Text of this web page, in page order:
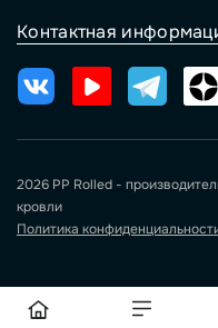
Контактная
2026 PP Rolled -
кровли
Политика